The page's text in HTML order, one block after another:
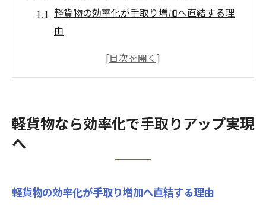
軽貨物の効率化が手取り増加へ直結する理
由
収入アップに繋がる軽貨物業務の見直しポ
法
配送の品質向上が安定収入獲得の鍵
軽貨物なら効率化で手取りアップ実現
へ
軽貨物の効率化が手取り増加へ直結する理由